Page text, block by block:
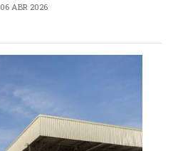
06 ABR 2026